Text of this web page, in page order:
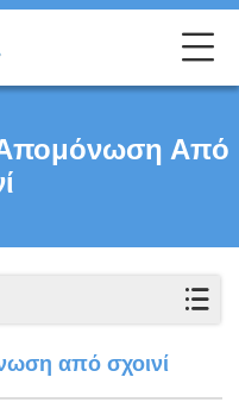
Απομόνωση Από
από σχοινί